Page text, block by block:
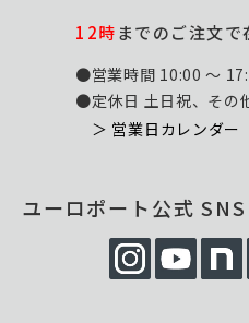
12時までのご注文で
●営業時間 10:00 ～
●定休日 土日祝、その
＞ 営業日カレンダー
ユーロポート公式 SNS